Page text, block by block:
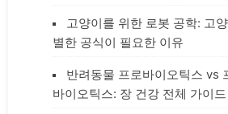
고양이를 위한 로봇 공학: 고
별한 공식이 필요한 이유
반려동물 프로바이오틱스 vs
바이오틱스: 장 건강 전체 가이드